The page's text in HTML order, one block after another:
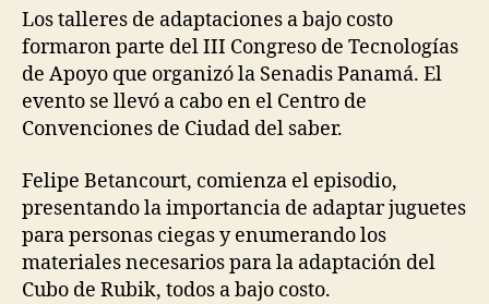
Los talleres de adaptaciones a bajo costo
formaron parte del III Congreso de Tecnologías
de Apoyo que organizó la Senadis Panamá. El
evento se llevó a cabo en el Centro de
Convenciones de Ciudad del saber.
Felipe Betancourt, comienza el episodio,
presentando la importancia de adaptar juguetes
para personas ciegas y enumerando los
materiales necesarios para la adaptación del
Cubo de Rubik, todos a bajo costo.